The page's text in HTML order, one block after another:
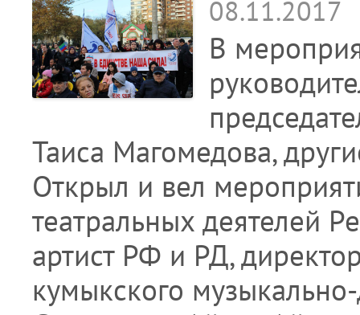
08.11.2017
В
Таиса Магомедова,
Открыл и вел
театральных деятелей
артист РФ и РД,
кумыкского